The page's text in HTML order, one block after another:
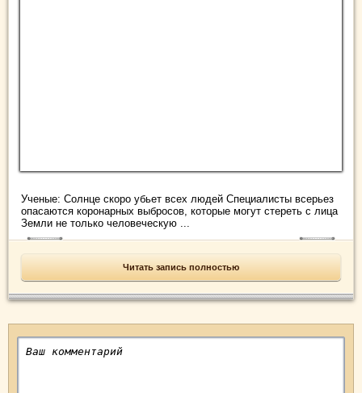
Ученые: Солнце скоро убьет всех людей Специалисты всерьез
опасаются коронарных выбросов, которые могут стереть с лица
Земли не только человеческую ...
Читать запись полностью